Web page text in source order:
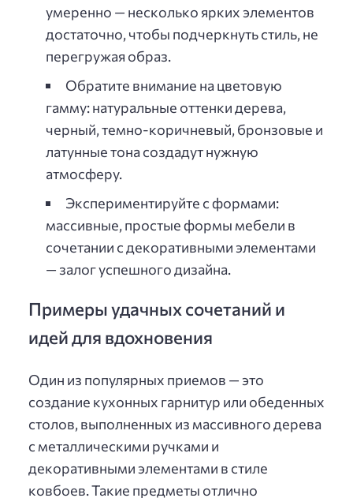
умеренно — несколько ярких элементов
достаточно, чтобы подчеркнуть стиль, не
перегружая образ.
Обратите внимание на цветовую
гамму: натуральные оттенки дерева,
черный, темно-коричневый, бронзовые и
латунные тона создадут нужную
атмосферу.
Экспериментируйте с формами:
массивные, простые формы мебели в
сочетании с декоративными элементами
— залог успешного дизайна.
Примеры удачных сочетаний и
идей для вдохновения
Один из популярных приемов — это
создание кухонных гарнитур или обеденных
столов, выполненных из массивного дерева
с металлическими ручками и
декоративными элементами в стиле
ковбоев. Такие предметы отлично